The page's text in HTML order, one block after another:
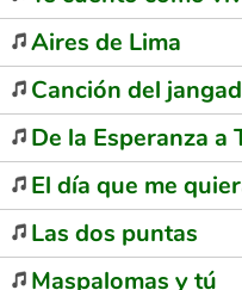
Aires de Lima
Canción del
De la Esperanza a
El día que me
Las dos puntas
Maspalomas y tú